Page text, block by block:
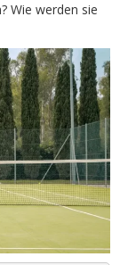
Wie werden sie